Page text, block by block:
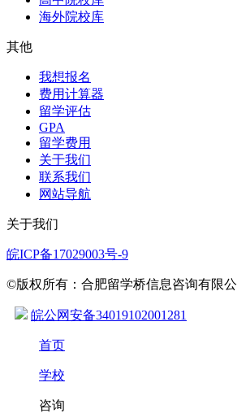
海外院校库
其他
我想报名
费用计算器
留学评估
GPA
留学费用
关于我们
联系我们
网站导航
关于我们
皖ICP备17029003号-9
©版权所有：合肥留学桥信息咨询有限公
皖公网安备34019102001281
首页
学校
咨询